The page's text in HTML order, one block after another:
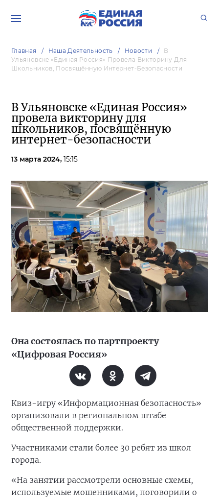
Главная Наша Деятельность Новости
В
Ульяновске «Единая Россия» Провела Викторину Для
Школьников, Посвящённую Интернет-Безопасности
В Ульяновске «Единая Россия»
провела викторину для
школьников, посвящённую
интернет-безопасности
13 марта 2024, 15:15
Она состоялась по партпроекту
«Цифровая Россия»
Квиз-игру «Информационная безопасность»
организовали в региональном штабе
общественной поддержки.
Участниками стали более 30 ребят из школ
города.
«На занятии рассмотрели основные схемы,
используемые мошенниками, поговорили о